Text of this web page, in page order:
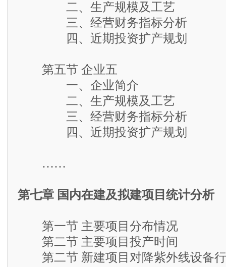
二、生产规模及工艺
三、经营财务指标分析
四、近期投资扩产规划
第五节 企业五
一、企业简介
二、生产规模及工艺
三、经营财务指标分析
四、近期投资扩产规划
……
第七章 国内在建及拟建项目统计分析
第一节 主要项目分布情况
第二节 主要项目投产时间
第二节 新建项目对降紫外线设备行